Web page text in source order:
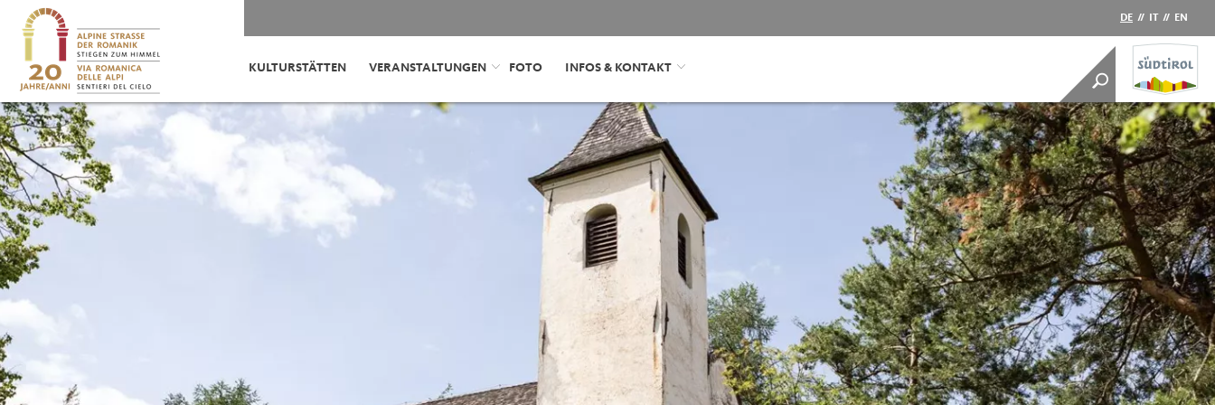
DE // IT // EN
KULTURSTÄTTEN VERANSTALTUNGEN FOTO INFOS & KONTAKT